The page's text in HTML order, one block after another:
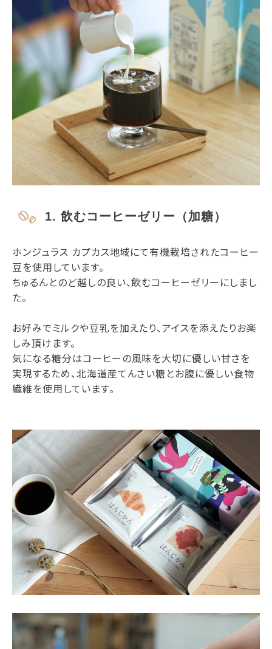
1. 飲むコーヒーゼリー（加糖）
ホンジュラス カプカス地域にて有機栽培されたコーヒー
豆を使用しています。
ちゅるんとのど越しの良い、飲むコーヒーゼリーにしまし
た。
お好みでミルクや豆乳を加えたり、アイスを添えたりお楽
しみ頂けます。
気になる糖分はコーヒーの風味を大切に優しい甘さを
実現するため、北海道産てんさい糖とお腹に優しい食物
繊維を使用しています。